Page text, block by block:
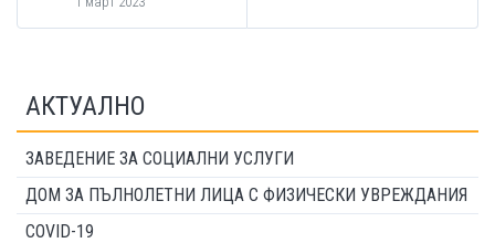
АКТУАЛНО
ЗАВЕДЕНИЕ ЗА СОЦИАЛНИ УСЛУГИ
ДОМ ЗА ПЪЛНОЛЕТНИ ЛИЦА С ФИЗИЧЕСКИ УВРЕЖДАНИЯ
COVID-19